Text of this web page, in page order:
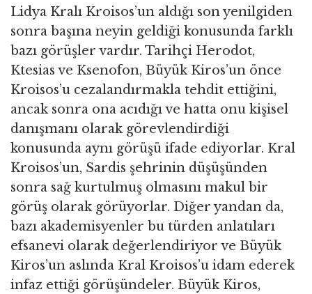
Lidya Kralı Kroisos’un aldığı son yenilgiden
sonra başına neyin geldiği konusunda farklı
bazı görüşler vardır. Tarihçi Herodot,
Ktesias ve Ksenofon, Büyük Kiros’un önce
Kroisos’u cezalandırmakla tehdit ettiğini,
ancak sonra ona acıdığı ve hatta onu kişisel
danışmanı olarak görevlendirdiği
konusunda aynı görüşü ifade ediyorlar. Kral
Kroisos’un, Sardis şehrinin düşüşünden
sonra sağ kurtulmuş olmasını makul bir
görüş olarak görüyorlar. Diğer yandan da,
bazı akademisyenler bu türden anlatıları
efsanevi olarak değerlendiriyor ve Büyük
Kiros’un aslında Kral Kroisos’u idam ederek
infaz ettiği görüşündeler. Büyük Kiros,